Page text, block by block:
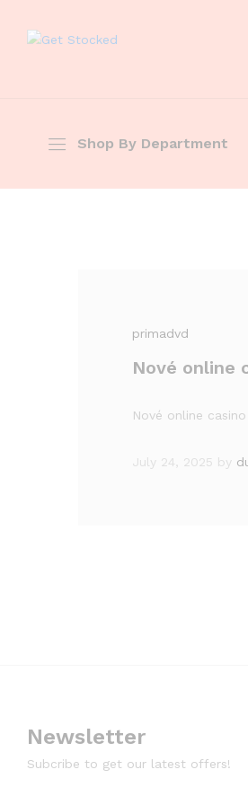
Shop By Department
primadvd
Nové online
Nové online
July 24, 2025 by
Newsletter
Subcribe to get our latest offers!